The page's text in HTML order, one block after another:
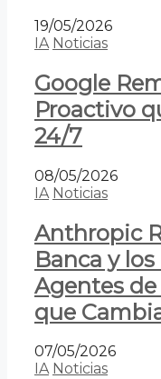
19/05/2026
IA Noticias
Google
Proactivo
24/7
08/05/2026
IA Noticias
Anthropic
Banca y los
Agentes de
que
07/05/2026
IA Noticias